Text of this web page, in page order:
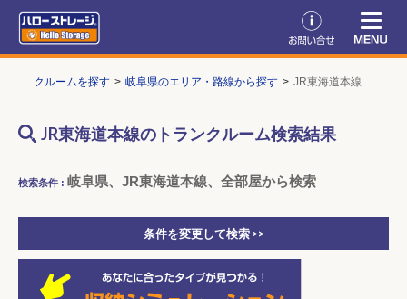
トランクルームを探す 岐阜県のエリア・路線から探す JR東海道本線
JR東海道本線のトランクルーム検索結果
検索条件 : 岐阜県、JR東海道本線、全部屋から検索
条件を変更して検索 >>